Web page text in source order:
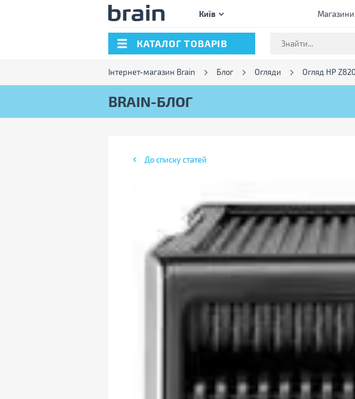
Київ Магазини
КАТАЛОГ ТОВАРІВ
Інтернет-магазин Brain Блог Огляди Огляд HP
BRAIN-БЛОГ
До списку статей